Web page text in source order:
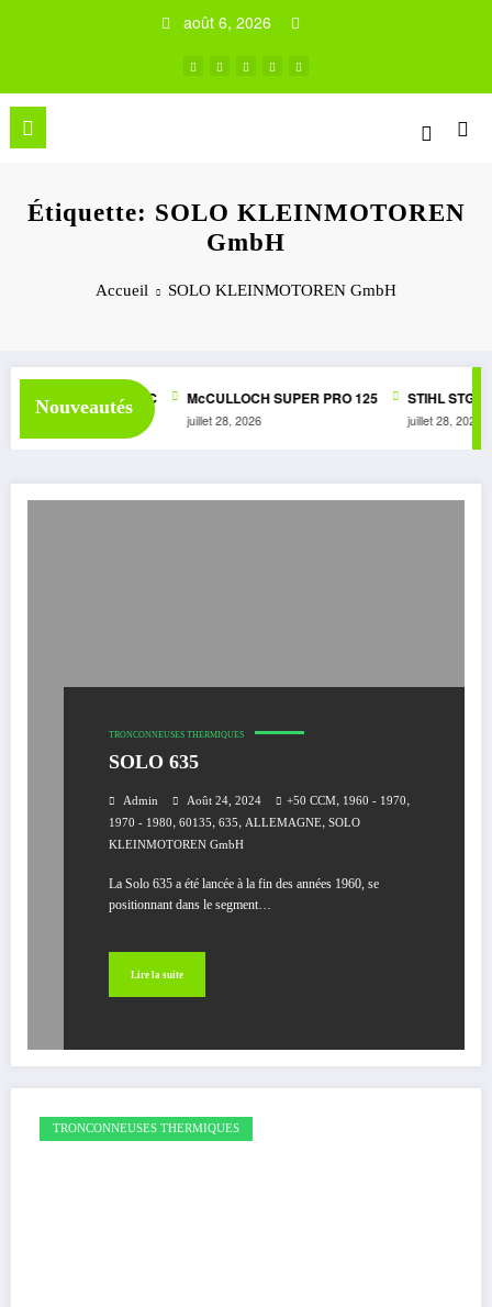
août 6, 2026
Étiquette: SOLO KLEINMOTOREN
GmbH
Accueil SOLO KLEINMOTOREN GmbH
Nouveautés
1050 AUTOMATIC McCULLOCH SUPER PRO 125
juillet 28, 2026
STIHL STG1
juillet 28, 2026
TRONCONNEUSES THERMIQUES
SOLO 635
Admin Août 24, 2024 +50 CCM, 1960 - 1970,
1970 - 1980, 60135, 635, ALLEMAGNE, SOLO
KLEINMOTOREN GmbH
La Solo 635 a été lancée à la fin des années 1960, se
positionnant dans le segment…
Lire la suite
TRONCONNEUSES THERMIQUES